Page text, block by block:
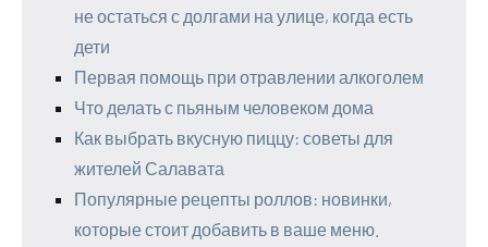
не остаться с долгами на улице, когда есть
дети
Первая помощь при отравлении алкоголем
Что делать с пьяным человеком дома
Как выбрать вкусную пиццу: советы для
жителей Салавата
Популярные рецепты роллов: новинки,
которые стоит добавить в ваше меню.